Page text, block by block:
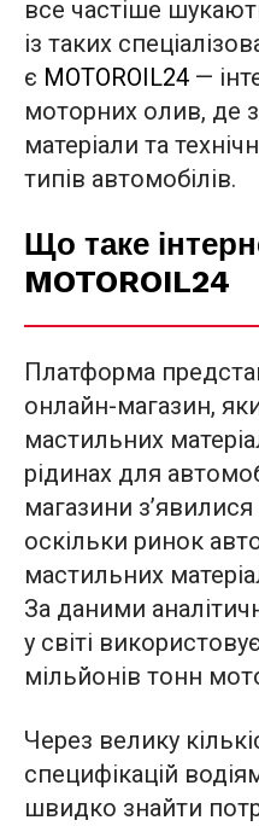
все частіше
із таких
є MOTOROIL24 —
моторних олив, де
матеріали та
типів автомобілів.
Що таке
MOTOROIL24
Платформа
онлайн-магазин,
мастильних
рідинах для
магазини
оскільки ринок
мастильних
За даними
у світі
мільйонів тонн
Через велику
специфікацій
швидко знайти